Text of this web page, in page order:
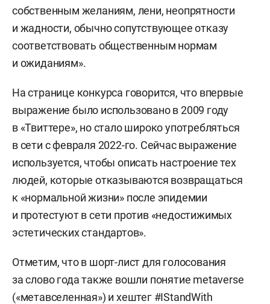
собственным желаниям, лени, неопрятности
и жадности, обычно сопутствующее отказу
соответствовать общественным нормам
и ожиданиям».
На странице конкурса говорится, что впервые
выражение было использовано в 2009 году
в «Твиттере», но стало широко употребляться
в сети с февраля 2022-го. Сейчас выражение
используется, чтобы описать настроение тех
людей, которые отказываются возвращаться
к «нормальной жизни» после эпидемии
и протестуют в сети против «недостижимых
эстетических стандартов».
Отметим, что в шорт-лист для голосования
за слово года также вошли понятие metaverse
(«метавселенная») и хештег #IStandWith